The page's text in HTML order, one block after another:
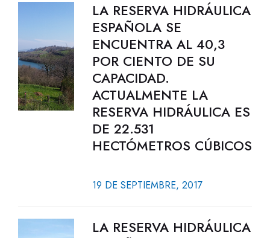
LA RESERVA HIDRÁULICA
ESPAÑOLA SE
ENCUENTRA AL 40,3
POR CIENTO DE SU
CAPACIDAD.
ACTUALMENTE LA
RESERVA HIDRÁULICA ES
DE 22.531
HECTÓMETROS CÚBICOS
19 DE SEPTIEMBRE, 2017
LA RESERVA HIDRÁULICA